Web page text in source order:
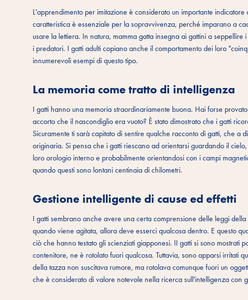
L'apprendimento per imitazione è considerato un importante
caratteristica è essenziale per la sopravvivenza, perché imparano a
usare la lettiera. In natura, mamma gatta insegna ai gattini a
i predatori. I gatti adulti copiano anche il comportamento dei loro
innumerevoli esempi di questo tipo.
La memoria come tratto di intelligenza
I gatti hanno una memoria straordinariamente buona. Hai forse
accorto che il nascondiglio era vuoto? È stato dimostrato che i gatti
Sicuramente ti sarà capitato di sentire qualche racconto di gatti, che
originaria. Si pensa che i gatti riescano ad orientarsi guardando il
loro orologio interno e probabilmente orientandosi con i campi
quando questi sono lontani centinaia di chilometri.
Gestione intelligente di cause ed effetti
I gatti sembrano anche avere una certa comprensione delle leggi
quando viene agitata, allora deve esserci qualcosa dentro. E questo
ciò che hanno testato gli scienziati giapponesi. II gatti si sono mostrati
contenitore, ne è rotolato fuori qualcosa. Tuttavia, sono apparsi irritati
della tazza non suscitava rumore, ma rotolava comunque fuori un
che è considerato di valore notevole nella ricerca sull'intelligenza con